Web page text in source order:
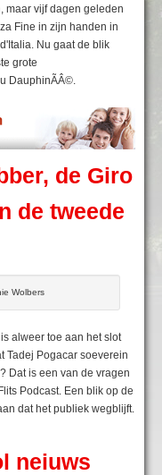
maar vijf dagen geleden
Fine in zijn handen in
Nu gaat de blik
grote
DauphinÃÂ©.
de Giro
de tweede
Wolbers
alweer toe aan het slot
Tadej Pogacar soeverein
Dat is een van de vragen
Podcast. Een blik op de
dat het publiek wegblijft.
neiuws